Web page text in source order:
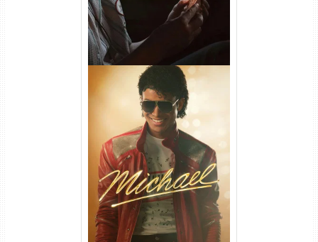
Michael Torrent (2026) WEB-
DL 1080p/4K Dual Áudio